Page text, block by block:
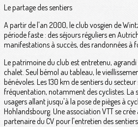
Le partage des sentiers
A partir de l'an 2000, le club vosgien de
période faste : des séjours réguliers en
manifestations à succès, des randonnées à
Le patrimoine du club est entretenu, agrandi
chalet. Seul bémol au tableau, le
bénévoles. Les 130 km de sentiers du
fréquentation, notamment des cyclistes. La
usagers allant jusqu'à la pose de pièges à
Hohlandsbourg. Une association VTT se
partenaire du CV pour l'entretien des